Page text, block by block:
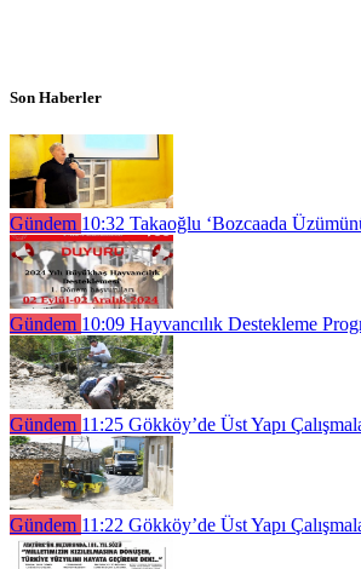
Son Haberler
Gündem 10:32 Takaoğlu ‘Bozcaada
Gündem 10:09 Hayvancılık Destekleme
Gündem 11:25 Gökköy’de Üst Yapı
Gündem 11:22 Gökköy’de Üst Yapı